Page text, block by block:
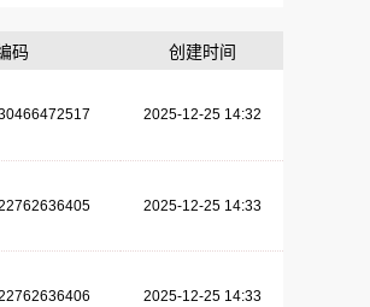
码 创建时间
2025-12-25 14:32
2025-12-25 14:33
2025-12-25 14:33